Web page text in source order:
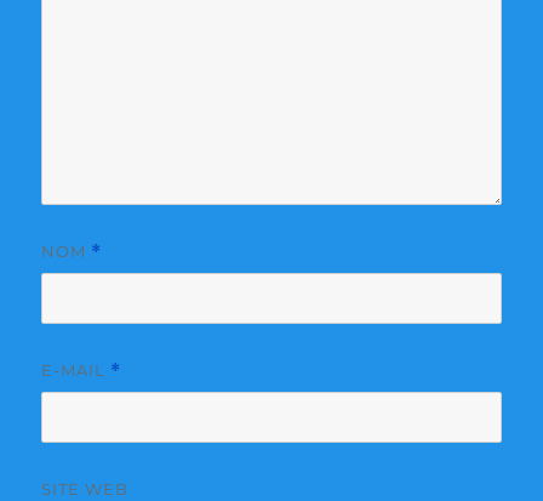
NOM *
E-MAIL *
SITE WEB